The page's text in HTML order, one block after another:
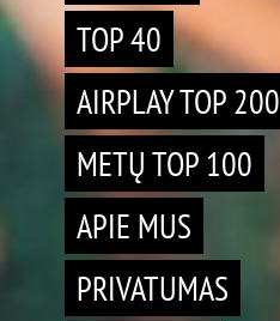
TOP 40
AIRPLAY TOP 200
METŲ TOP 100
APIE MUS
PRIVATUMAS